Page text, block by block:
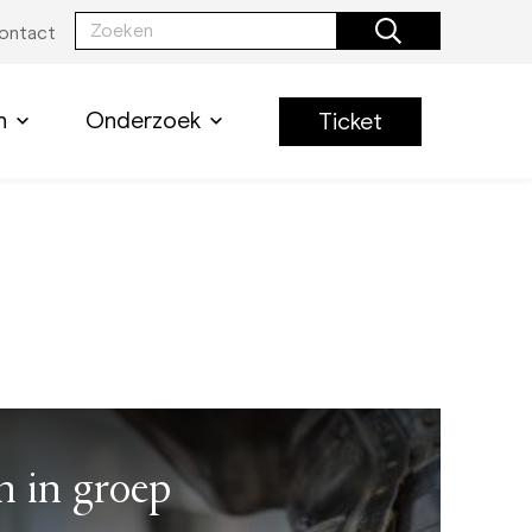
Onderzoek Ticket
in groep